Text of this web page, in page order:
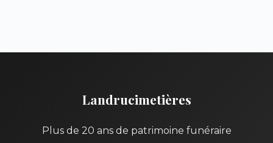
Landrucimetières
Plus de 20 ans de patrimoine funéraire